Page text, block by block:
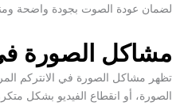
لضمان عودة الصوت بجودة واضحة
مشاكل الصورة في
تظهر مشاكل الصورة في الانتركم
الصورة، أو انقطاع الفيديو بشكل